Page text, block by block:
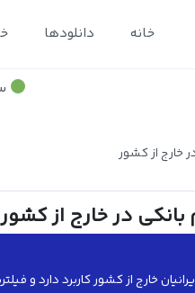
خانه دانلودها
خارج از کشور
در خارج از کشور
خارج از کشور کاربرد دارد